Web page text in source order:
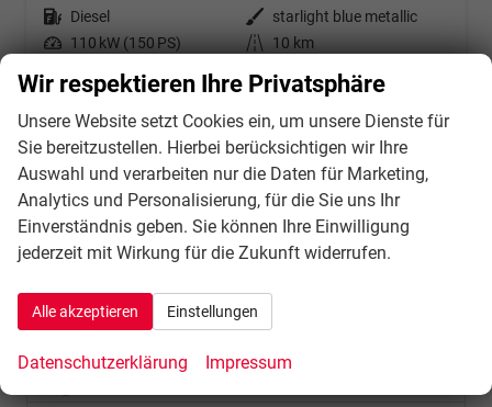
Kraftstoff Diesel Außenfarbe starlight blue metallic
Leistung 110 kW (150 PS) Kilometerstand
10 km
61.517,– € Details
Verbrauch kombiniert:6,60 l/100km
CO -Klasse: F
CO2-Emissionen:173,00 g/km
Abarth
Alfa Romeo
Audi
Wir respektieren Ihre Privatsphäre
Unsere Website setzt Cookies ein, um unsere Dienste für
Sie bereitzustellen. Hierbei berücksichtigen wir Ihre
Auswahl und verarbeiten nur die Daten für Marketing,
Analytics und Personalisierung, für die Sie uns Ihr
Einverständnis geben. Sie können Ihre Einwilligung
jederzeit mit Wirkung für die Zukunft widerrufen.
Alle akzeptieren Einstellungen
Datenschutzerklärung Impressum